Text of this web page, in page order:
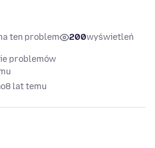
ten problem 200wyświetleń
problemów
8 lat temu